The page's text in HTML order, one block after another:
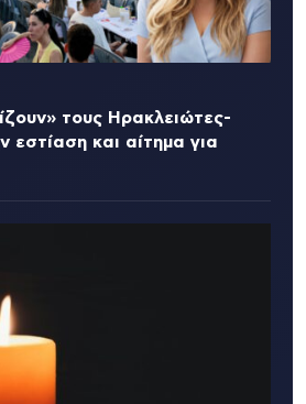
τους Ηρακλειώτες-
εστίαση και αίτημα για